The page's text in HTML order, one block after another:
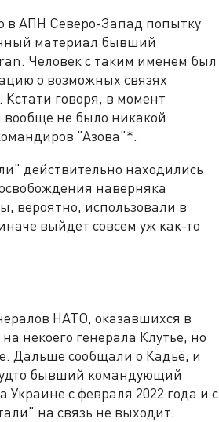
в АПН Северо-Запад попытку
материал бывший
Человек с таким именем был
о возможных связях
говоря, в момент
не было никакой
"Азова"*.
действительно находились
наверняка
вероятно, использовали в
выйдет совсем уж как-то
НАТО, оказавшихся в
некоего генерала Клутье, но
Дальше сообщали о Кадьё, и
бывший командующий
с февраля 2022 года и с
на связь не выходит.